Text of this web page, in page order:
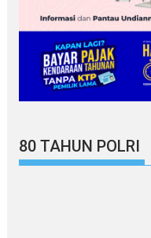
80 TAHUN POLRI